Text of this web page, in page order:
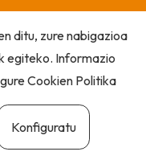
ditu, zure nabigazioa
egiteko. Informazio
Cookien Politika
Konfiguratu